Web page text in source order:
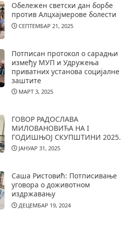
Обележен светски дан борбе
против Алцхајмерове болести
СЕПТЕМБАР 21, 2025
Потписан протокол о сарадњи
између МУП и Удружења
приватних установа социјалне
заштите
МАРТ 3, 2025
ГОВОР РАДОСЛАВА
МИЛОВАНОВИЋА НА I
ГОДИШЊОЈ СКУПШТИНИ 2025.
ЈАНУАР 31, 2025
Саша Ристовић: Потписивање
уговора о доживотном
издржавању
ДЕЦЕМБАР 19, 2024